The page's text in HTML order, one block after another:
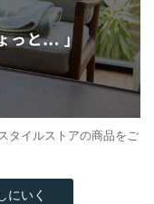
タイルストアの商品をご
にいく